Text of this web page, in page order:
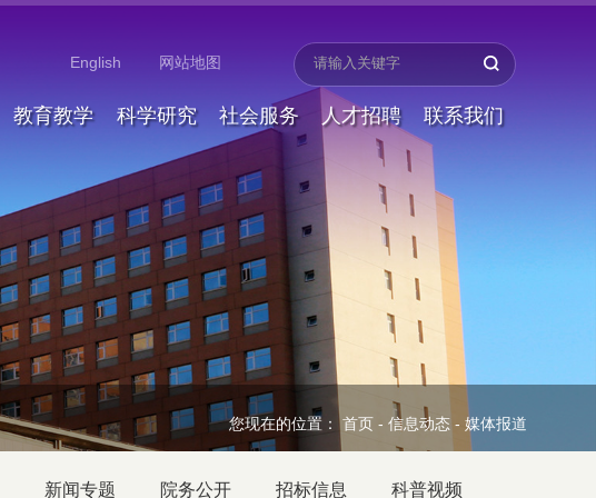
English 网站地图
教育教学 科学研究 社会服务 人才招聘 联系我们
您现在的位置：首页 - 信息动态 - 媒体报道
新闻专题 院务公开 招标信息 科普视频